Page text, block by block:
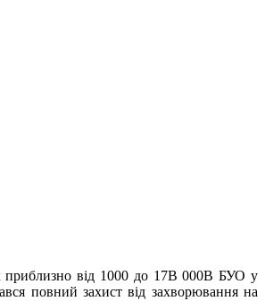
приблизно від 1000 до 17В 000В БУО у
повний захист від захворювання на